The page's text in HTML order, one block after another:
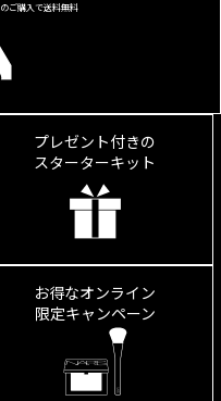
ご購入で送料無料
プレゼント付きの
スターターキット
お得なオンライン
限定キャンペーン